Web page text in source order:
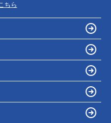
ちら